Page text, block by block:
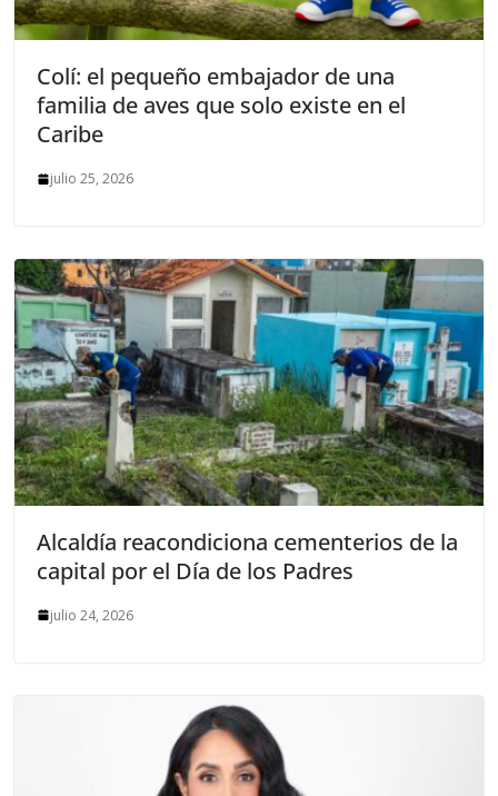
Colí: el pequeño embajador de una
familia de aves que solo existe en el
Caribe
julio 25, 2026
Alcaldía reacondiciona cementerios de la
capital por el Día de los Padres
julio 24, 2026